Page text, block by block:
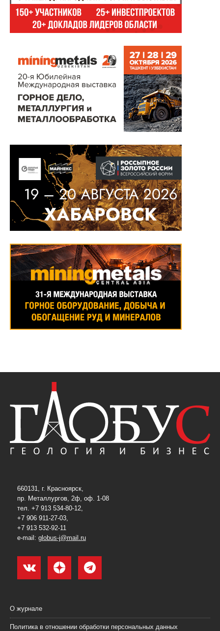
660131, г. Красноярск,
пр. Металлургов, 2ф, оф. 1-08
тел. +7 913 534-80-12,
+7 906 911-27-03,
+7 913 532-92-11
e-mail: globus-j@mail.ru
О журнале
Политика в отношении обработки персональных данных